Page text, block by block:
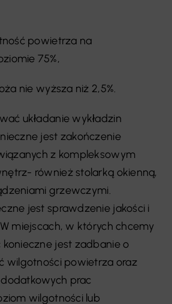
powietrza na
75%,
nie wyższa niż 2,5%.
układanie wykładzin
jest zakończenie
z kompleksowym
również stolarką okienną,
grzewczymi.
jest sprawdzenie jakości i
miejscach, w których chcemy
jest zadbanie o
wilgotności powietrza oraz
prac
wilgotności lub